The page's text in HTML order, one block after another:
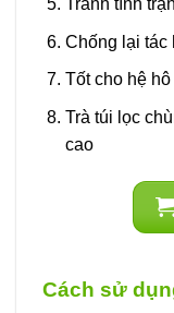
Tránh tình
Chống lại tác
Tốt cho hệ
Trà túi lọc
cao
Cách sử